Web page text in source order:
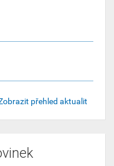
přehled aktualit